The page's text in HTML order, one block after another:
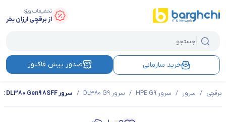
تخفیفات ویژه
از برقچی ارزان بخر
خرید سازمانی صدور پیش فاکتور
برقچی / سرور / سرور HPE G9 / سرور DL380 G9 / سرور HPE ProLiant DL380 Gen9 8SFF مدل 826684B21